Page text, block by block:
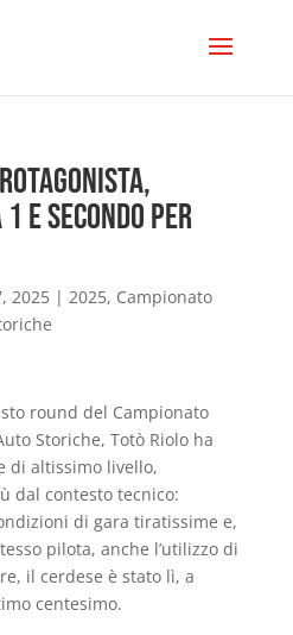
e secondo per
2025| 2025, Campionato
round del Campionato
Storiche, Totò Riolo ha
di altissimo livello,
dal contesto tecnico:
di gara tiratissime e,
pilota, anche l’utilizzo di
il cerdese è stato lì, a
centesimo.